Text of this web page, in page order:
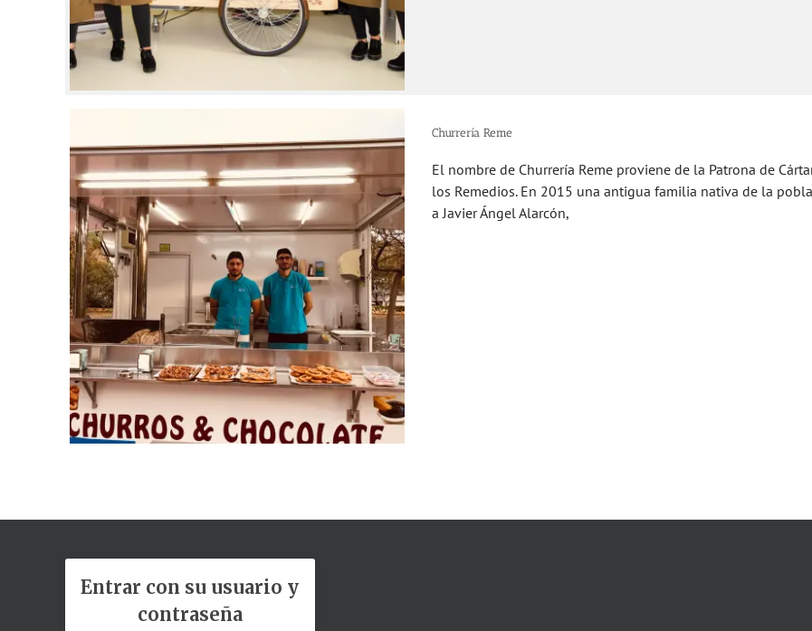
Churrería Reme
El nombre de Churrería Reme proviene de la Patrona de
los Remedios. En 2015 una antigua familia nativa de la
a Javier Ángel Alarcón,
Entrar con su usuario y
contraseña